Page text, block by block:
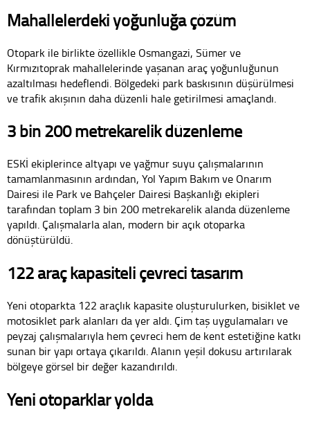
Mahallelerdeki yoğunluğa çözüm
Otopark ile birlikte özellikle Osmangazi, Sümer ve
Kırmızıtoprak mahallelerinde yaşanan araç yoğunluğunun
azaltılması hedeflendi. Bölgedeki park baskısının düşürülmesi
ve trafik akışının daha düzenli hale getirilmesi amaçlandı.
3 bin 200 metrekarelik düzenleme
ESKİ ekiplerince altyapı ve yağmur suyu çalışmalarının
tamamlanmasının ardından, Yol Yapım Bakım ve Onarım
Dairesi ile Park ve Bahçeler Dairesi Başkanlığı ekipleri
tarafından toplam 3 bin 200 metrekarelik alanda düzenleme
yapıldı. Çalışmalarla alan, modern bir açık otoparka
dönüştürüldü.
122 araç kapasiteli çevreci tasarım
Yeni otoparkta 122 araçlık kapasite oluşturulurken, bisiklet ve
motosiklet park alanları da yer aldı. Çim taş uygulamaları ve
peyzaj çalışmalarıyla hem çevreci hem de kent estetiğine katkı
sunan bir yapı ortaya çıkarıldı. Alanın yeşil dokusu artırılarak
bölgeye görsel bir değer kazandırıldı.
Yeni otoparklar yolda